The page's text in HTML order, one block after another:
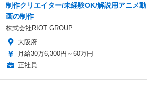
制作クリエイター/未経験OK/解説用アニメ動
画の制作
株式会社RIOT GROUP
大阪府
月給30万6,300円～60万円
正社員